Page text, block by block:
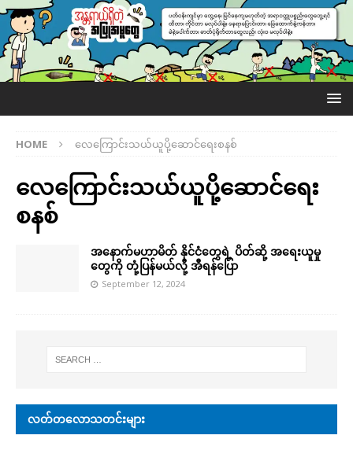
HOME လေကြောင်းသယ်ယူပို့ဆောင်ရေးစနစ်
လေကြောင်းသယ်ယူပို့ဆောင်ရေး
စနစ်
အနောက်မဟာမိတ် နိုင်ငံတွေရဲ့ ပိတ်ဆို့ အရေးယူမှု
တွေကို တုံ့ပြန်မယ်လို့ အီရန်ပြော
September 12, 2024
လတ်တလောသတင်းများ